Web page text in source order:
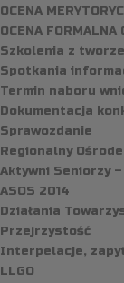
OCENA
OCENA FORMALNA
Szkolenia z
Spotkania
Termin naboru
Dokumentacja
Sprawozdanie
Regionalny
Aktywni Seniorzy
ASOS 2014
Działania
Przejrzystość
Interpelacje,
LLGO